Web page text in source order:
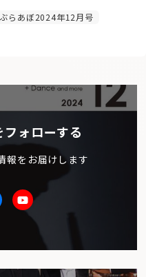
ぶらあぼ2024年12月号
ォローする
報をお届けします
Youtube